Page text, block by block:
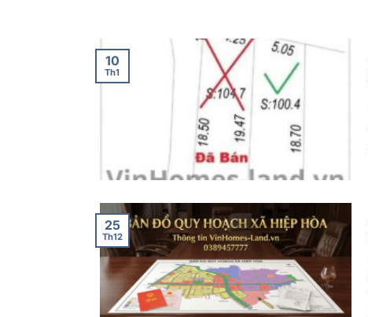
10
Th1
25
Th12